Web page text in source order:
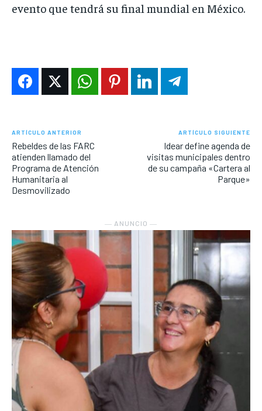
evento que tendrá su final mundial en México.
ARTÍCULO ANTERIOR
Rebeldes de las FARC
atienden llamado del
Programa de Atención
Humanitaria al
Desmovilizado
ARTÍCULO SIGUIENTE
Idear define agenda de
visitas municipales dentro
de su campaña «Cartera al
Parque»
― ANUNCIO ―